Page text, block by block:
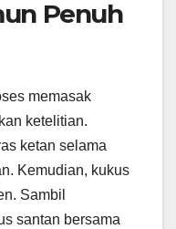
Penuh
memasak
ketelitian.
ketan selama
Kemudian, kukus
Sambil
santan bersama